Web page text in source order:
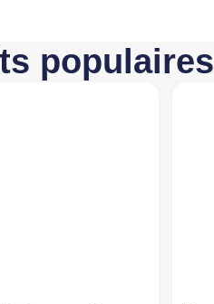
populaires